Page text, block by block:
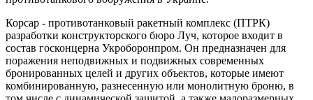
Корсар - противотанковый ракетный комплекс (ПТРК)
разработки конструкторского бюро Луч, которое входит в
состав госконцерна Укроборонпром. Он предназначен для
поражения неподвижных и подвижных современных
бронированных целей и других объектов, которые имеют
комбинированную, разнесенную или монолитную броню, в